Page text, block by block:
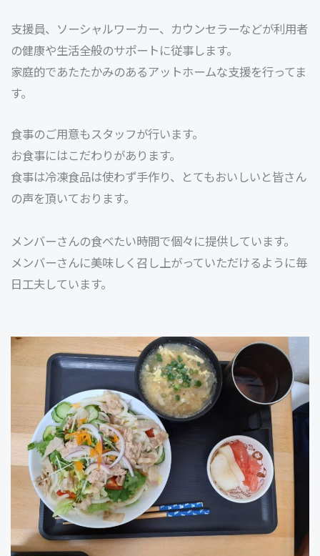
支援員、ソーシャルワーカー、カウンセラーなどが利用者
の健康や生活全般のサポートに従事します。
家庭的であたたかみのあるアットホームな支援を行ってま
す。
食事のご用意もスタッフが行います。
お食事にはこだわりがあります。
食事は冷凍食品は使わず手作り、とてもおいしいと皆さん
の声を頂いております。
メンバーさんの食べたい時間で個々に提供しています。
メンバーさんに美味しく召し上がっていただけるように毎
日工夫しています。